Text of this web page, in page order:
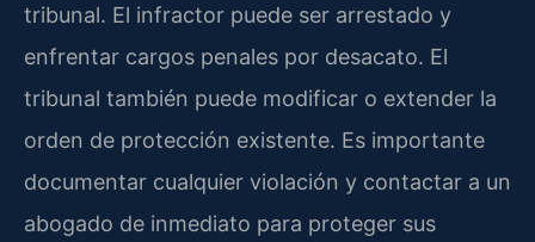
tribunal. El infractor puede ser arrestado y
enfrentar cargos penales por desacato. El
tribunal también puede modificar o extender la
orden de protección existente. Es importante
documentar cualquier violación y contactar a un
abogado de inmediato para proteger sus